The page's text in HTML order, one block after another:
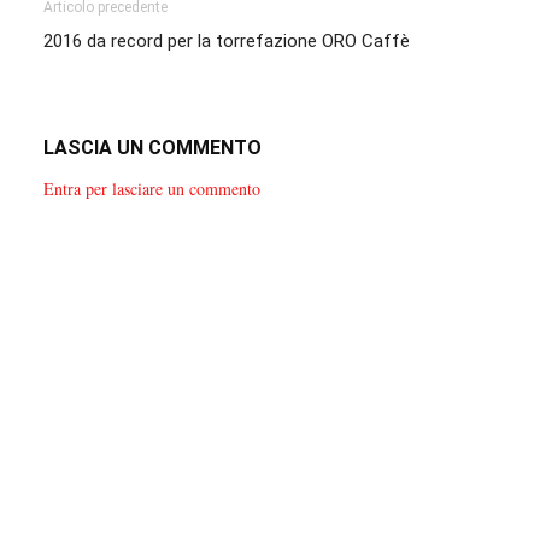
Articolo precedente
2016 da record per la torrefazione ORO Caffè
LASCIA UN COMMENTO
Entra per lasciare un commento